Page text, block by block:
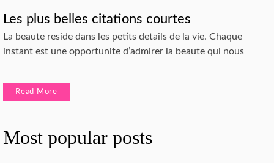
Les plus belles citations courtes
La beaute reside dans les petits details de la vie. Chaque
instant est une opportunite d’admirer la beaute qui nous
Read More
Most popular posts